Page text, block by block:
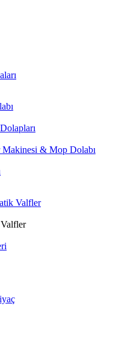
Makinesi & Mop Dolabı
Valfler